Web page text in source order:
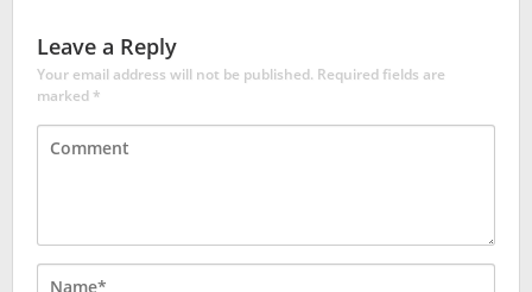
Leave a Reply
Your email address will not be published. Required fields are
marked*